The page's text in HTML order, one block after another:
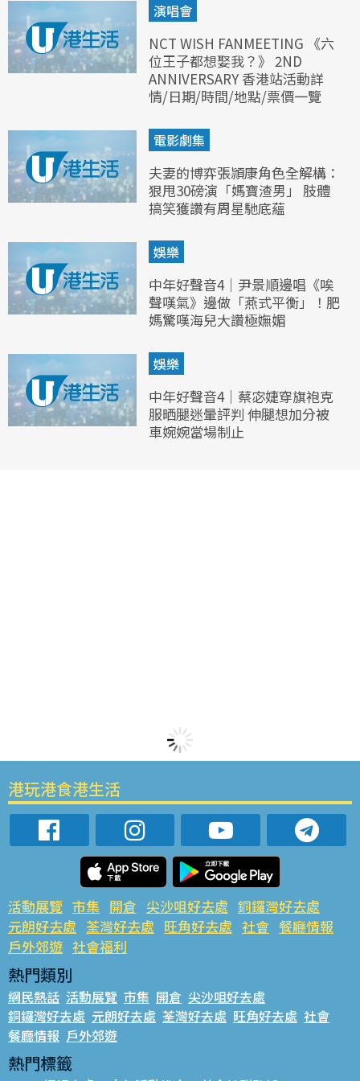
演唱會
NCT WISH FANMEETING 《六
位王子都想娶我？》 2ND
ANNIVERSARY 香港站活動詳
情/日期/時間/地點/票價一覽
電影劇集
夫妻的博弈張頴康角色全解構：
狠甩30磅演「媽寶渣男」 肢體
搞笑獲讚有周星馳底蘊
娛樂
中年好聲音4｜尹景順邊唱《唉
聲嘆氣》邊做「燕式平衡」！肥
媽驚嘆海兒大讚極嫵媚
娛樂
中年好聲音4｜蔡宓婕穿旗袍克
服晒腿迷暈評判 伸腿想加分被
車婉婉當場制止
港玩港食港生活
活動展覽 市集 開倉 尖沙咀好去處 銅鑼灣好去處
元朗好去處 荃灣好去處 旺角好去處 社會 餐廳情報
戶外郊遊 社會福利
熱門類別
網民熱話 活動展覽 市集 開倉 尖沙咀好去處
銅鑼灣好去處 元朗好去處 荃灣好去處 旺角好去處 社會
餐廳情報 戶外郊遊
熱門標籤